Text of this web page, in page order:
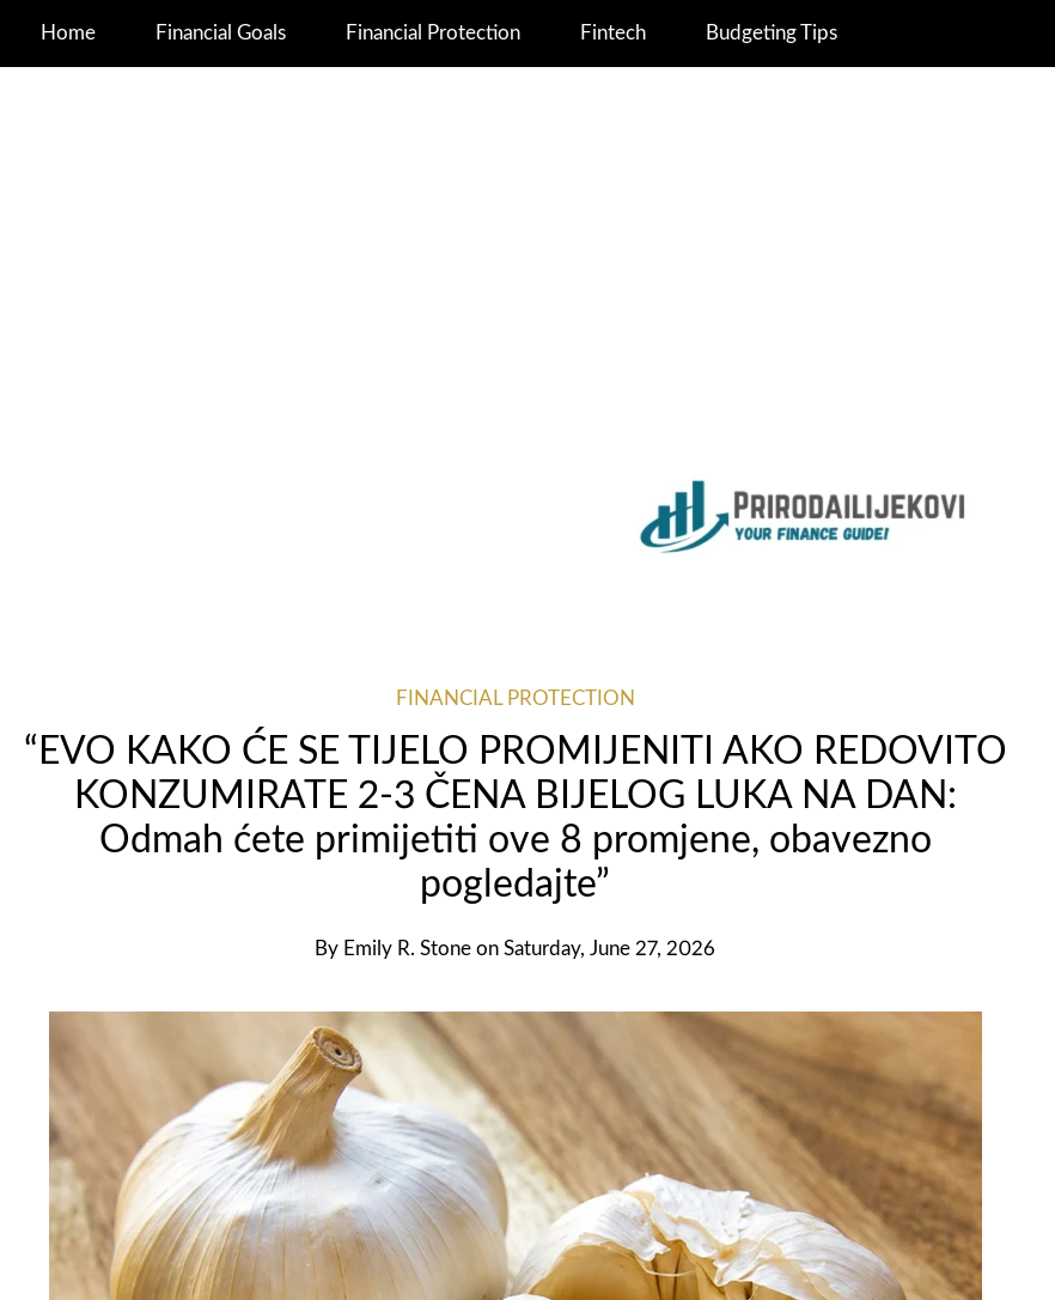
Home Financial Goals Financial Protection Fintech Budgeting Tips
FINANCIAL PROTECTION
“EVO KAKO ĆE SE TIJELO PROMIJENITI AKO REDOVITO
KONZUMIRATE 2-3 ČENA BIJELOG LUKA NA DAN:
Odmah ćete primijetiti ove 8 promjene, obavezno
pogledajte”
By Emily R. Stone onSaturday, June 27, 2026